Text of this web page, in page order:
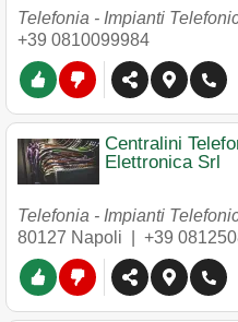
Telefonia - Impianti
+39 0810099984
Centralini
Elettronica Srl
Telefonia - Impianti
80127 Napoli +39